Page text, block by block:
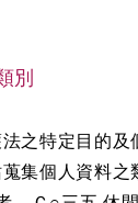
別
之特定目的及
集個人資料之